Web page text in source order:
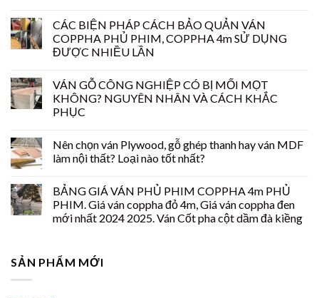
CÁC BIỆN PHÁP CÁCH BẢO QUẢN VÁN
COPPHA PHỦ PHIM, COPPHA 4m SỬ DỤNG
ĐƯỢC NHIỀU LẦN
VÁN GỖ CÔNG NGHIỆP CÓ BỊ MỐI MỌT
KHÔNG? NGUYÊN NHÂN VÀ CÁCH KHẮC
PHỤC
Nên chọn ván Plywood, gỗ ghép thanh hay ván MDF
làm nội thất? Loại nào tốt nhất?
BẢNG GIÁ VÁN PHỦ PHIM COPPHA 4m PHỦ
PHIM. Giá ván coppha đỏ 4m, Giá ván coppha đen
mới nhất 2024 2025. Ván Cốt pha cột dầm đà kiềng
SẢN PHẨM MỚI